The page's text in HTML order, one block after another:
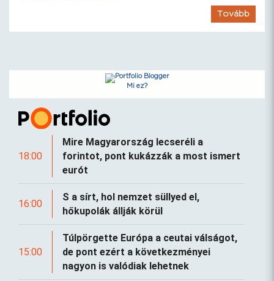
Tovább
Mi ez?
18:00
Mire Magyarország lecseréli a
forintot, pont kukázzák a most ismert
eurót
16:00
S a sírt, hol nemzet süllyed el,
hőkupolák állják körül
15:00
Túlpörgette Európa a ceutai válságot,
de pont ezért a következményei
nagyon is valódiak lehetnek